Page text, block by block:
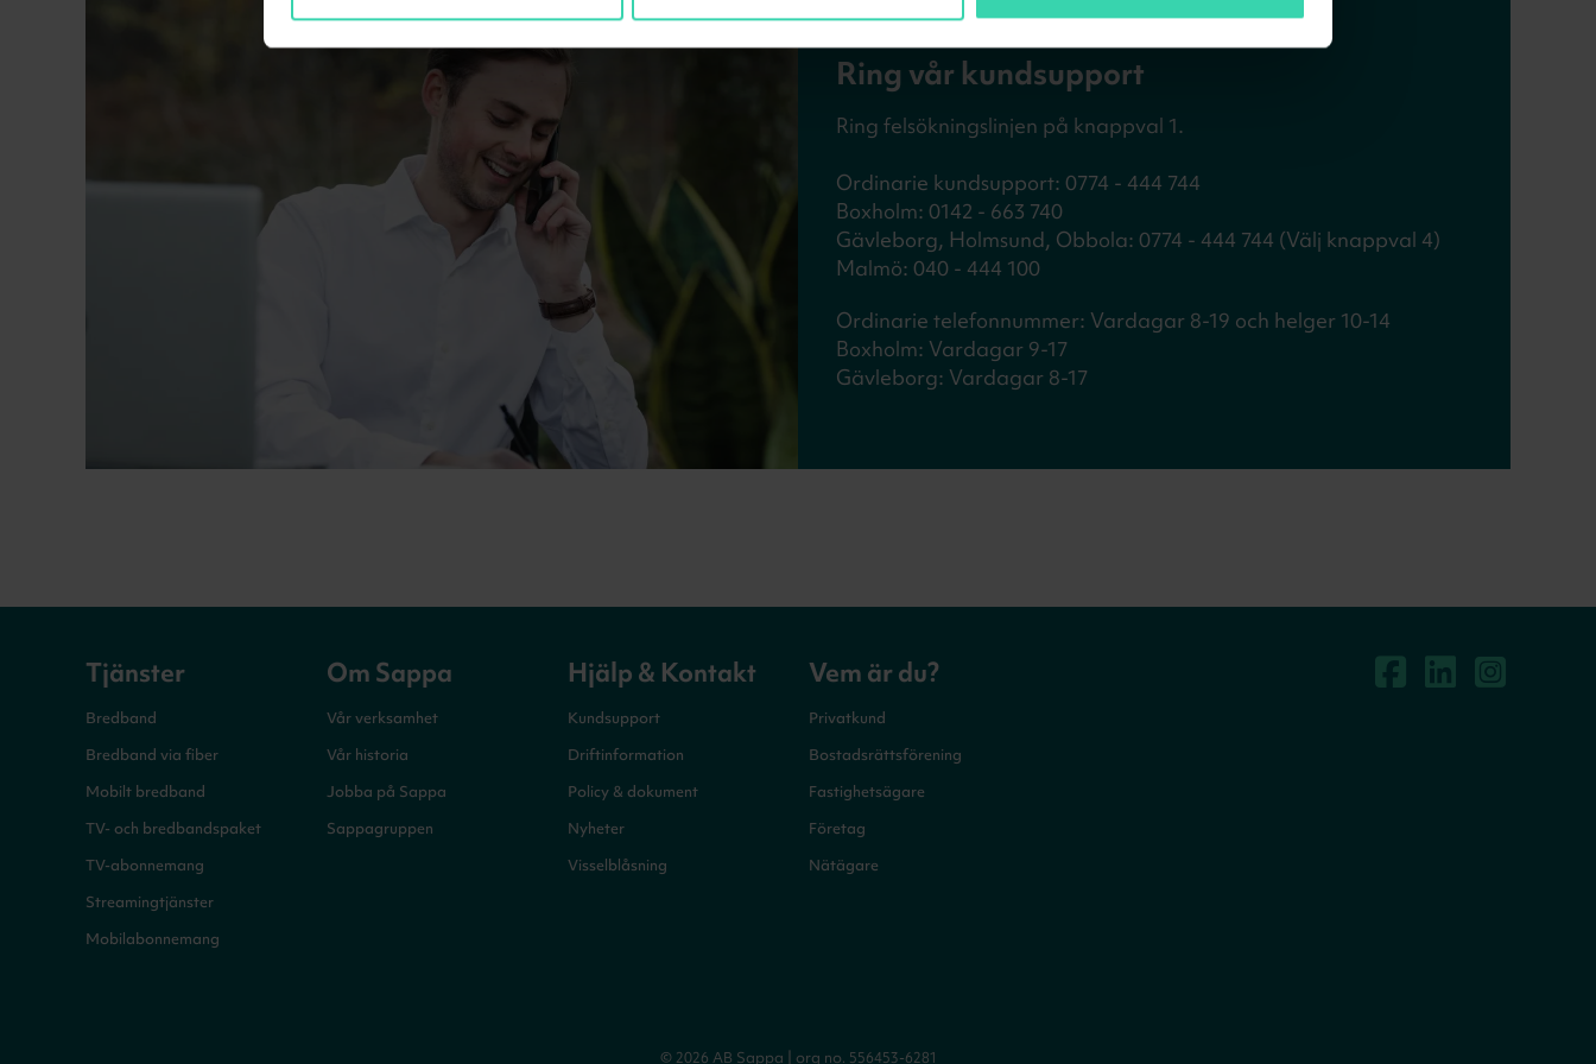
KONTAKT - FELSÖKNING
Ring vår kundsupport
Ring felsökningslinjen på knappval 1.
Ordinarie kundsupport: 0774 - 444 744
Boxholm: 0142 - 663 740
Gävleborg, Holmsund, Obbola: 0774 - 444 744 (Välj knappval 4)
Malmö: 040 - 444 100
Ordinarie telefonnummer: Vardagar 8-19 och helger 10-14
Boxholm: Vardagar 9-17
Gävleborg: Vardagar 8-17
Tjänster
Bredband
Bredband via fiber
Mobilt bredband
TV- och bredbandspaket
TV-abonnemang
Streamingtjänster
Mobilabonnemang
Om Sappa
Vår verksamhet
Vår historia
Jobba på Sappa
Sappagruppen
Hjälp & Kontakt
Kundsupport
Driftinformation
Policy & dokument
Nyheter
Visselblåsning
Vem är du?
Privatkund
Bostadsrättsförening
Fastighetsägare
Företag
Nätägare
© 2026 AB Sappa | org no. 556453-6281